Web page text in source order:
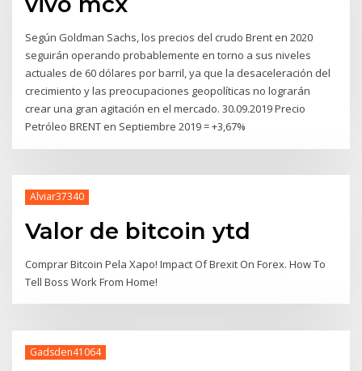
Según Goldman Sachs, los precios del crudo Brent en 2020
seguirán operando probablemente en torno a sus niveles
actuales de 60 dólares por barril, ya que la desaceleración del
crecimiento y las preocupaciones geopolíticas no lograrán
crear una gran agitación en el mercado. 30.09.2019 Precio
Petróleo BRENT en Septiembre 2019 = +3,67%
Alviar37340
Valor de bitcoin ytd
Comprar Bitcoin Pela Xapo! Impact Of Brexit On Forex. How To
Tell Boss Work From Home!
Gadsden41064